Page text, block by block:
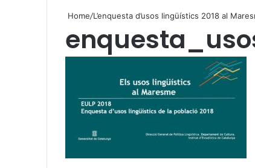
Home/L’enquesta d’usos lingüístics 2018 al